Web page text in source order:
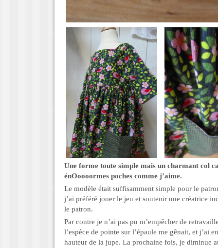
Une forme toute simple mais un charmant col
énOoooormes poches comme j’aime.
Le modèle était suffisamment simple pour le
j’ai préféré jouer le jeu et soutenir une créatrice
le patron.
Par contre je n’ai pas pu m’empêcher de
l’espèce de pointe sur l’épaule me gênait, et j’ai
hauteur de la jupe. La prochaine fois, je diminue